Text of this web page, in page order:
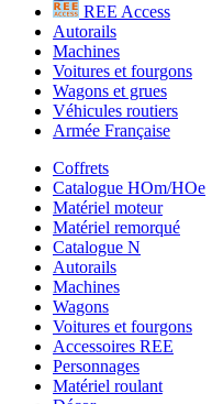
REE Access
Autorails
Machines
Voitures et fourgons
Wagons et grues
Véhicules routiers
Armée Française
Coffrets
Catalogue HOm/HOe
Matériel moteur
Matériel remorqué
Catalogue N
Autorails
Machines
Wagons
Voitures et fourgons
Accessoires REE
Personnages
Matériel roulant